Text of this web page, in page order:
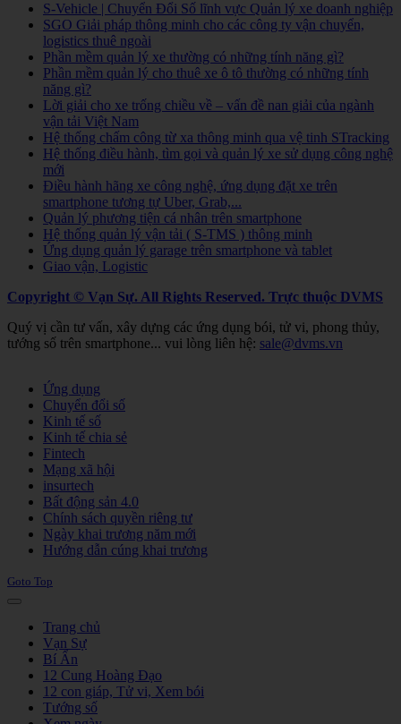
S-Vehicle | Chuyển Đổi Số lĩnh vực Quản lý xe doanh nghiệp
SGO Giải pháp thông minh cho các công ty vận chuyển,
logistics thuê ngoài
Phần mềm quản lý xe thường có những tính năng gì?
Phần mềm quản lý cho thuê xe ô tô thường có những tính
năng gì?
Lời giải cho xe trống chiều về – vấn đề nan giải của ngành
vận tải Việt Nam
Hệ thống chấm công từ xa thông minh qua vệ tinh STracking
Hệ thống điều hành, tìm gọi và quản lý xe sử dụng công nghệ
mới
Điều hành hãng xe công nghệ, ứng dụng đặt xe trên
smartphone tương tự Uber, Grab,...
Quản lý phương tiện cá nhân trên smartphone
Hệ thống quản lý vận tải ( S-TMS ) thông minh
Ứng dụng quản lý garage trên smartphone và tablet
Giao vận, Logistic
Copyright © Vạn Sự. All Rights Reserved. Trực thuộc DVMS
Quý vị cần tư vấn, xây dựng các ứng dụng bói, tử vi, phong thủy,
tướng số trên smartphone... vui lòng liên hệ: sale@dvms.vn
Ứng dụng
Chuyển đổi số
Kinh tế số
Kinh tế chia sẻ
Fintech
Mạng xã hội
insurtech
Bất động sản 4.0
Chính sách quyền riêng tư
Ngày khai trương năm mới
Hướng dẫn cúng khai trương
Goto Top
Trang chủ
Vạn Sự
Bí Ẩn
12 Cung Hoàng Đạo
12 con giáp, Tử vi, Xem bói
Tướng số